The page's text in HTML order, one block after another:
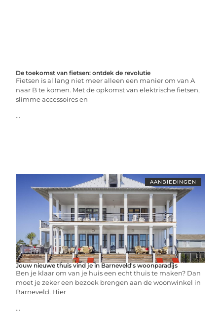
De toekomst van fietsen: ontdek de revolutie
Fietsen is al lang niet meer alleen een manier om van A
naar B te komen. Met de opkomst van elektrische fietsen,
slimme accessoires en
...
AANBIEDINGEN
Jouw nieuwe thuis vind je in Barneveld's woonparadijs
Ben je klaar om van je huis een echt thuis te maken? Dan
moet je zeker een bezoek brengen aan de woonwinkel in
Barneveld. Hier
...